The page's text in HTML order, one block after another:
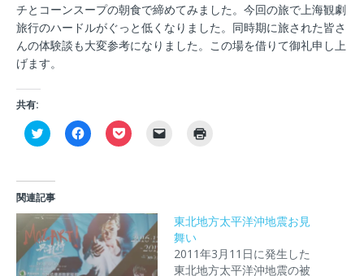
チとコーンスープの朝食で締めてみました。今回の旅で上海観劇
旅行のハードルがぐっと低くなりました。同時期に旅された皆さ
んの体験談も大変参考になりました。この場を借りて御礼申し上
げます。
共有:
ク
リ
て
T
w
i
t
t
e
r
で
F
a
で
共
有
す
る
に
ク
リ
c
e
t
で
シ
に
メ
ー
ル
で
リ
(
新
い
ウ
ィ
関連記事
東北地方太平洋沖地震お見
舞い
2011年3月11日に発生した
東北地方太平洋沖地震の被